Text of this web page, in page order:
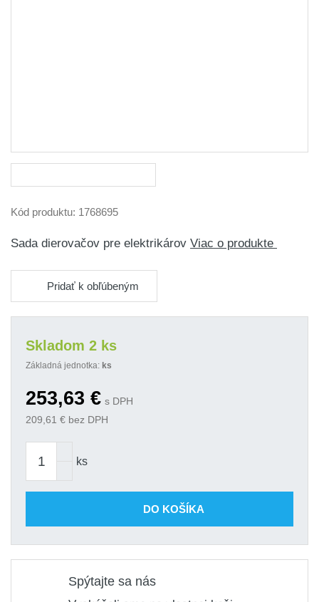
Kód produktu: 1768695
Sada dierovačov pre elektrikárov Viac o produkte
Pridať k obľúbeným
Skladom 2 ks
Základná jednotka: ks
253,63 € s DPH
209,61 € bez DPH
ks
DO KOŠÍKA
Spýtajte sa nás